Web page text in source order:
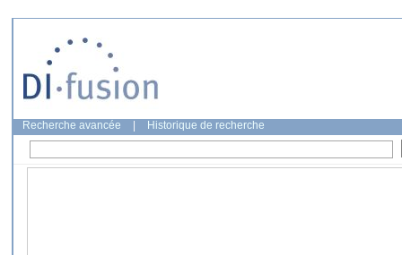
Recherche avancée Historique de recherche